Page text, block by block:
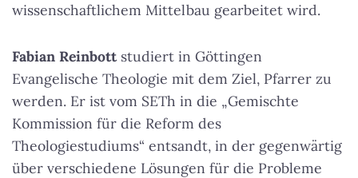
wissenschaftlichem Mittelbau gearbeitet wird.
Fabian Reinbottstudiert in Göttingen
Evangelische Theologie mit dem Ziel, Pfarrer zu
werden. Er ist vom SETh in die „Gemischte
Kommission für die Reform des
Theologiestudiums“ entsandt, in der gegenwärtig
über verschiedene Lösungen für die Probleme